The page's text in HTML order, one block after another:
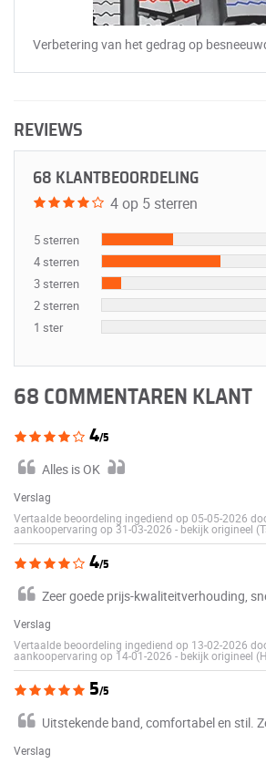
Verbetering van het gedrag op
REVIEWS
68 KLANTBEOORDELING
4 op 5 sterren
5 sterren
4 sterren
3 sterren
2 sterren
1 ster
68 COMMENTAREN KLANT
4/5
Alles is OK
Verslag
Vertaalde beoordeling ingediend op 05-05-2026
aankoopervaring op 31-03-2026 - bekijk origineel
4/5
Zeer goede prijs-kwaliteitverhouding,
Verslag
Vertaalde beoordeling ingediend op 13-02-2026
aankoopervaring op 14-01-2026 - bekijk origineel
5/5
Uitstekende band, comfortabel en stil.
Verslag